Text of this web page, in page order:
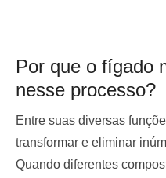
Por que o fígado
nesse processo?
Entre suas diversas
transformar e eliminar
Quando diferentes